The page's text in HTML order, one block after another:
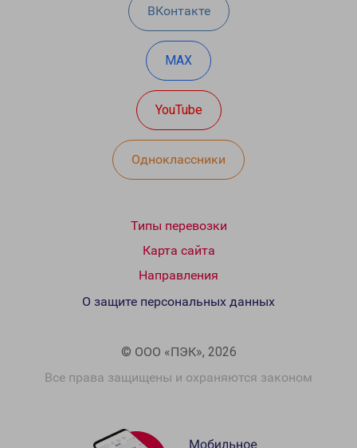
ВКонтакте
MAX
YouTube
Одноклассники
Типы перевозки
Карта сайта
Направления
© ООО «ПЭК», 2026
Все права защищены и охраняются законом
О защите персональных данных